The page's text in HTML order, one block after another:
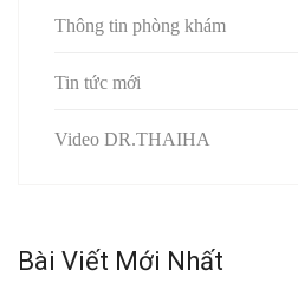
Thông tin phòng khám
Tin tức mới
Video DR.THAIHA
Bài Viết Mới Nhất